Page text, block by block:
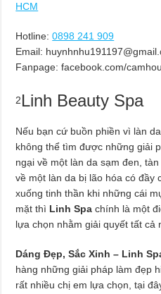
HCM
Hotline: 0898 241 909
Email:
Fanpage: facebook.com/
2Linh Beauty Spa
Nếu bạn cứ buồn phiền vì làn
không thể tìm được những giải
ngại về một làn da sạm đen,
về một làn da bị lão hóa có đầy
xuống tinh thần khi những cái
mặt thì Linh Spa chính là một
lựa chọn nhằm giải quyết tất cả
Dáng Đẹp, Sắc Xinh – Linh
hàng những giải pháp làm đẹp
rất nhiều chị em lựa chọn, tại